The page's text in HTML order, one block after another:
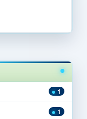
1
1